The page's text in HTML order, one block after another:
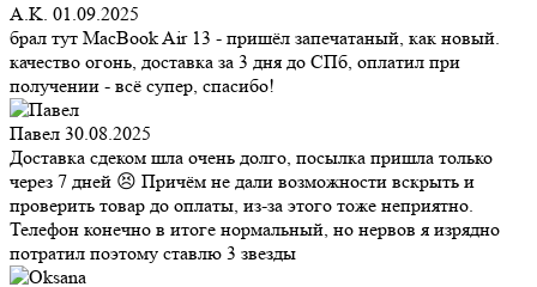
A.K. 01.09.2025
брал тут MacBook Air 13 - пришёл запечатаный, как новый.
качество огонь, доставка за 3 дня до СПб, оплатил при
получении - всё супер, спасибо!
Павел 30.08.2025
Доставка сдеком шла очень долго, посылка пришла только
через 7 дней 😣 Причём не дали возможности вскрыть и
проверить товар до оплаты, из-за этого тоже неприятно.
Телефон конечно в итоге нормальный, но нервов я изрядно
потратил поэтому ставлю 3 звезды